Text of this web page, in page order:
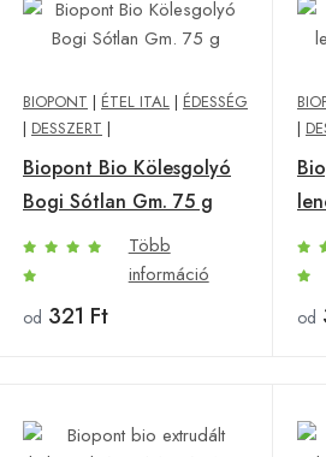
BIOPONT | ÉTEL ITAL | ÉDESSÉG
| DESSZERT |
Biopont Bio Kölesgolyó
Bogi Sótlan Gm. 75 g
Több
információ
od 321 Ft
|
od